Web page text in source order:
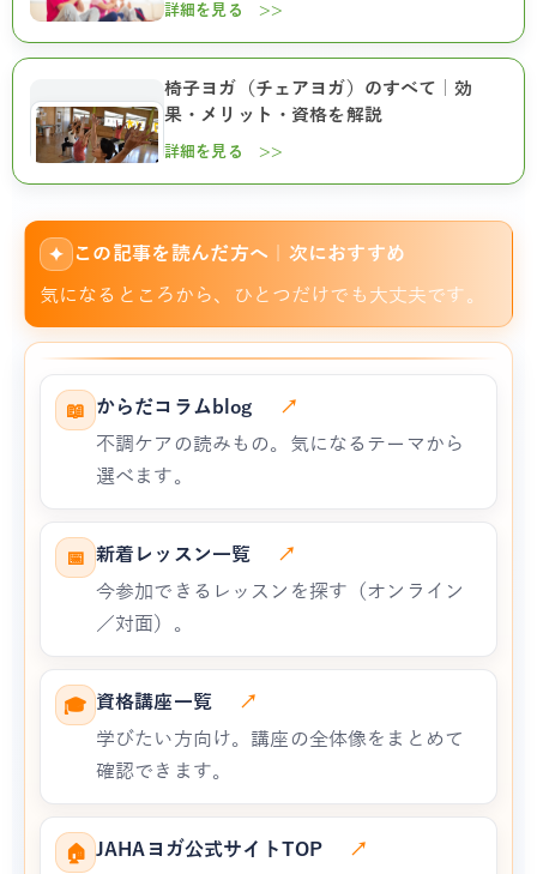
詳細を見る >>
椅子ヨガ（チェアヨガ）のすべて｜効
果・メリット・資格を解説
詳細を見る >>
✦ この記事を読んだ方へ｜次におすすめ
気になるところから、ひとつだけでも大丈夫です。
📖 からだコラムblog
↗
不調ケアの読みもの。気になるテーマから
選べます。
📅 新着レッスン一覧
↗
今参加できるレッスンを探す（オンライン
／対面）。
🎓 資格講座一覧
↗
学びたい方向け。講座の全体像をまとめて
確認できます。
🏠 JAHAヨガ公式サイトTOP
↗